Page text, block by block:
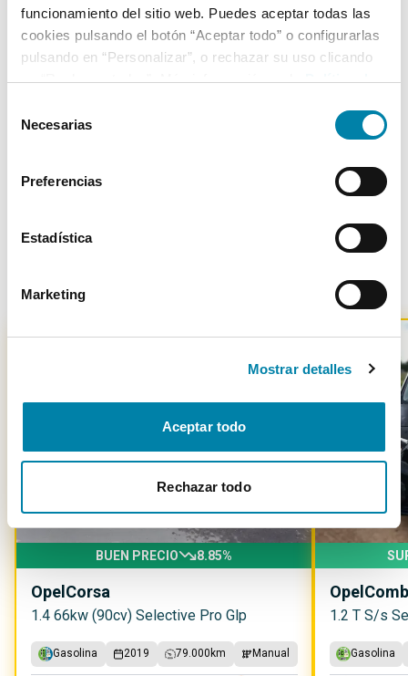
funcionamiento del sitio web. Puedes aceptar todas las
cookies pulsando el botón “Aceptar todo” o configurarlas
pulsando en “Personalizar”, o rechazar su uso clicando
en “Rechazar todas”. Más información en laPolítica de
Necesarias
Preferencias
Estadística
Marketing
Mostrar detalles
Aceptar todo
Rechazar todo
Nº Asientos Matriculación Tracción
-850€
BUEN PRECIO 8.85%
OpelCorsa
1.4 66kw (90cv) Selective Pro Glp
Gasolina 2019 79.000 km Manual
Opel
1.2 T S/s
Gasolina